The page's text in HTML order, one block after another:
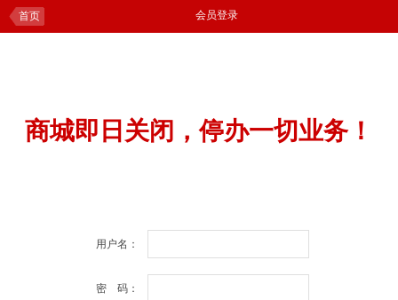
首页 会员登录
商城即日关闭，停办一切业务！
用户名：
密 码：